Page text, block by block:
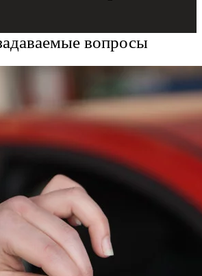
вопросы